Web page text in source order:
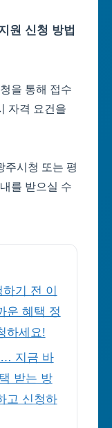
원 신청 방법
을 통해 접수
자격 요건을
주시청 또는 평
를 받으실 수
기 전 이
운 혜택 정
하세요!
… 지금 바
받는 방
고 신청하